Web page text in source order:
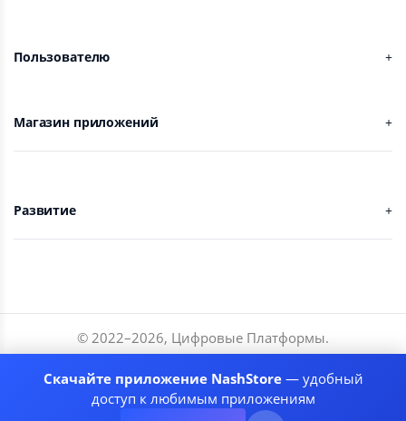
Пользователю
Магазин приложений
Развитие
© 2022–2026, Цифровые Платформы.
Разработчики
Соглашение
Скачайте приложение NashStore— удобный
доступ к любимым приложениям